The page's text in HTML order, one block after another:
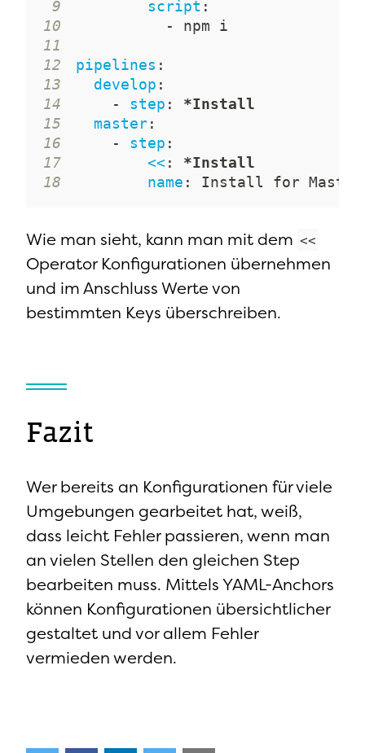
9
script :
10
-
11
12
pipelines :
13
develop :
14
- step :
*Install
15
master:
16
- step :
17
<< :
*Install
18
name : Install for Master
Wie man sieht, kann man mit dem <<
Operator Konfigurationen übernehmen
und im Anschluss Werte von
bestimmten Keys überschreiben.
Fazit
Wer bereits an Konfigurationen für viele
Umgebungen gearbeitet hat, weiß,
dass leicht Fehler passieren, wenn man
an vielen Stellen den gleichen Step
bearbeiten muss. Mittels YAML-Anchors
können Konfigurationen übersichtlicher
gestaltet und vor allem Fehler
vermieden werden.